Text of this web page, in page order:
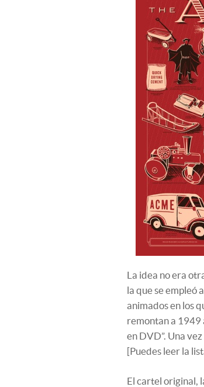
La idea no era
la que se empleó
animados en los
remontan a 1949
en DVD”. Una
[Puedes leer la
El cartel original,